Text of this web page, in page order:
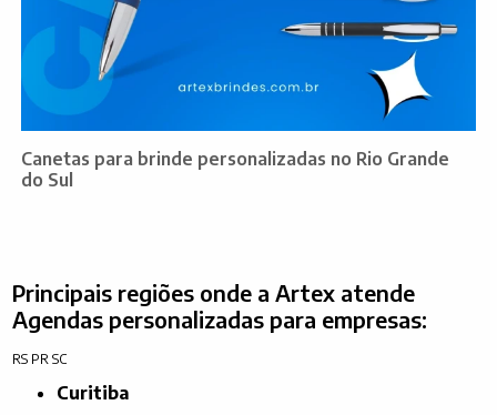
Canetas para brinde personalizadas no Rio Grande
do Sul
Principais regiões onde a Artex atende
Agendas personalizadas para empresas:
RS PR SC
Curitiba